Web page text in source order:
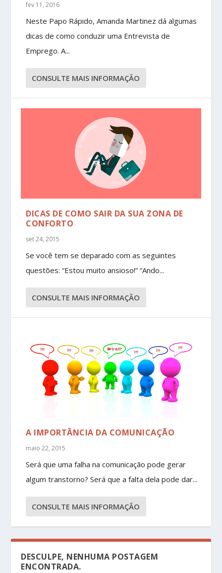
fev 11, 2016
Neste Papo Rápido, Amanda Martinez dá algumas
dicas de como conduzir uma Entrevista de
Emprego. A...
CONSULTE MAIS INFORMAÇÃO
DICAS DE COMO SAIR DA SUA ZONA DE
CONFORTO
set 24, 2015
Se você tem se deparado com as seguintes
questões: “Estou muito ansioso!” “Ando...
CONSULTE MAIS INFORMAÇÃO
A IMPORTÂNCIA DA COMUNICAÇÃO
maio 22, 2015
Será que uma falha na comunicação pode gerar
algum transtorno? Será que a falta dela pode dar...
CONSULTE MAIS INFORMAÇÃO
DESCULPE, NENHUMA POSTAGEM
ENCONTRADA.